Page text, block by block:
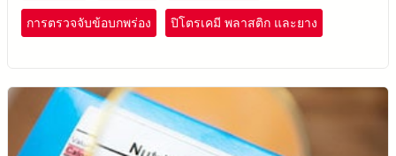
การตรวจจับข้อบกพร่อง ปิโตรเคมี พลาสติก และยาง